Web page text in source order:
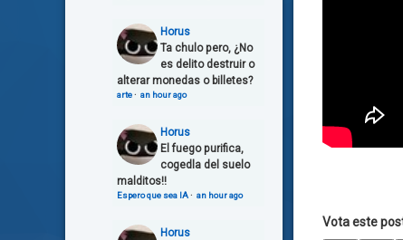
Vota este
Horus
Ta chulo pero, ¿No
es delito destruir o
alterar monedas o billetes?
arte· an hour ago
Horus
El fuego purifica,
cogedla del suelo
malditos!!
Espero que sea IA· an hour ago
Horus